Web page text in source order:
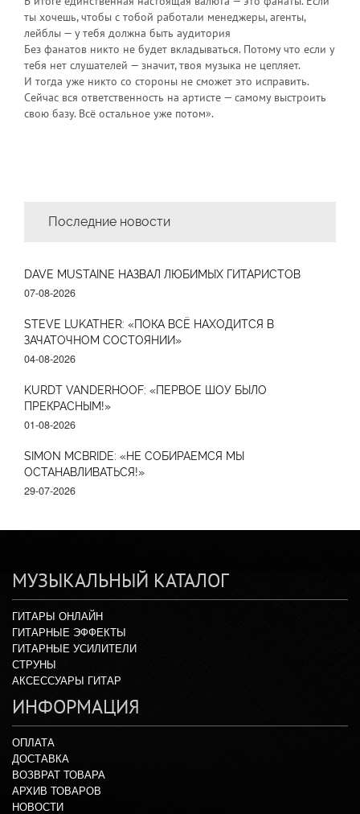
ты хочешь, чтобы с тобой работали менеджеры, агенты,
лейблы — у тебя должна быть аудитория
Без фанатов никто не будет вкладываться. Потому что если у
тебя нет слушателей — значит, твоя музыка не цепляет.
И тогда уже никто со стороны не сможет это исправить.
Сейчас вся ответственность на артисте — самому выстроить
свою базу. Всё остальное уже потом».
Последние новости
DAVE MUSTAINE НАЗВАЛ ЛЮБИМЫХ ГИТАРИСТОВ
07-08-2026
STEVE LUKATHER: «ПОКА ВСЁ НАХОДИТСЯ В
ЗАЧАТОЧНОМ СОСТОЯНИИ»
04-08-2026
KURDT VANDERHOOF: «ПЕРВОЕ ШОУ БЫЛО
ПРЕКРАСНЫМ!»
01-08-2026
SIMON MCBRIDE: «НЕ СОБИРАЕМСЯ МЫ
ОСТАНАВЛИВАТЬСЯ!»
29-07-2026
МУЗЫКАЛЬНЫЙ КАТАЛОГ
ГИТАРЫ ОНЛАЙН
ГИТАРНЫЕ ЭФФЕКТЫ
ГИТАРНЫЕ УСИЛИТЕЛИ
СТРУНЫ
АКСЕССУАРЫ ГИТАР
ИНФОРМАЦИЯ
ОПЛАТА
ДОСТАВКА
ВОЗВРАТ ТОВАРА
АРХИВ ТОВАРОВ
НОВОСТИ